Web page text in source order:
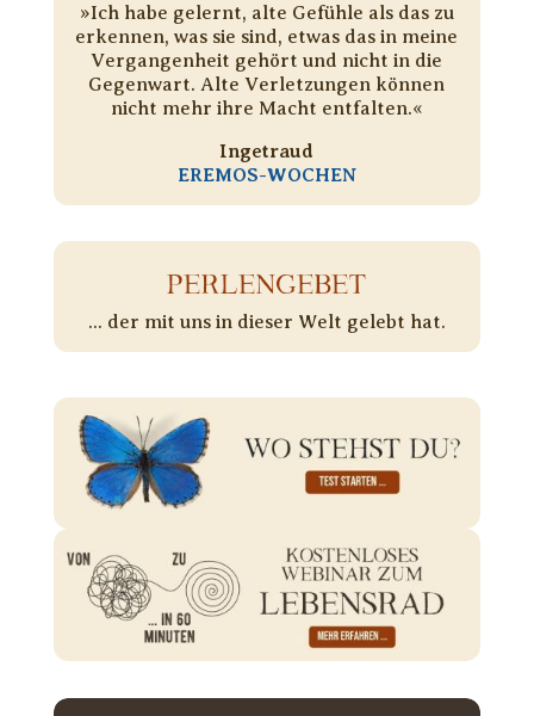
»Ich habe gelernt, alte Gefühle als das zu
erkennen, was sie sind, etwas das in meine
Vergangenheit gehört und nicht in die
Gegenwart. Alte Verletzungen können
nicht mehr ihre Macht entfalten.«
Ingetraud
EREMOS-WOCHEN
PERLENGEBET
... der mit uns in dieser Welt gelebt hat.